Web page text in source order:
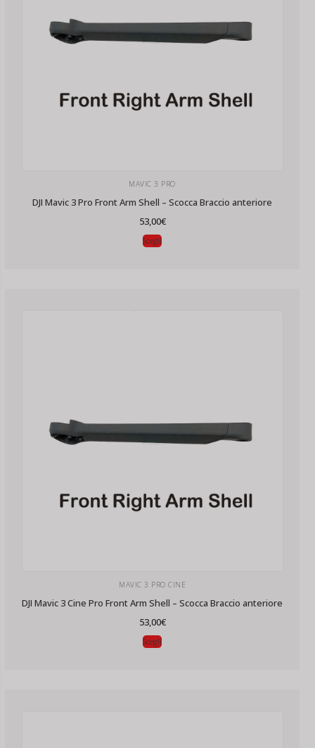
MAVIC 3 PRO
DJI Mavic 3 Pro Front Arm Shell – Scocca Braccio anteriore
53,00€
Scegli
MAVIC 3 PRO CINE
DJI Mavic 3 Cine Pro Front Arm Shell – Scocca Braccio anteriore
53,00€
Scegli